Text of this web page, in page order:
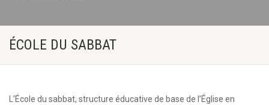
ÉCOLE DU SABBAT
L’École du sabbat, structure éducative de base de l’Église en